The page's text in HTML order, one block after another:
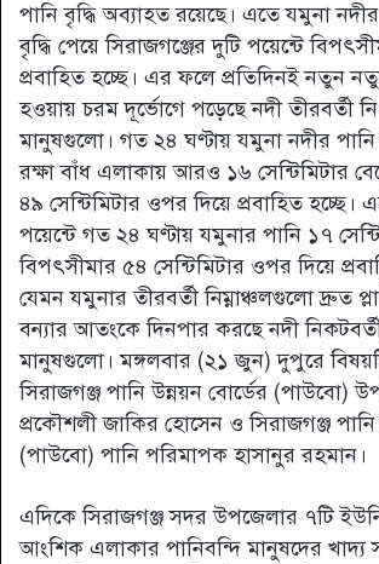
পানি বৃদ্ধি অব্যাহত রয়েছে। এতে যমুনা
বৃদ্ধি পেয়ে সিরাজগঞ্জের দুটি পয়েন্টে
প্রবাহিত হচ্ছে। এর ফলে প্রতিদিনই নতুন
হওয়ায় চরম দূর্ভোগে পড়েছে নদী তীরবর্তী
মানুষগুলো। গত ২৪ ঘণ্টায় যমুনা নদীর
রক্ষা বাঁধ এলাকায় আরও ১৬ সেন্টিমিটার
৪৯ সেন্টিমিটার ওপর দিয়ে প্রবাহিত হচ্ছে।
পয়েন্টে গত ২৪ ঘণ্টায় যমুনার পানি ১৭
বিপৎসীমার ৫৪ সেন্টিমিটার ওপর দিয়ে
যেমন যমুনার তীরবর্তী নিম্নাঞ্চলগুলো দ্রুত
বন্যার আতংকে দিনপার করছে নদী
মানুষগুলো। মঙ্গলবার (২১ জুন) দুপুরে
সিরাজগঞ্জ পানি উন্নয়ন বোর্ডের (পাউবো)
প্রকৌশলী জাকির হোসেন ও সিরাজগঞ্জ পানি
(পাউবো) পানি পরিমাপক হাসানুর রহমান।
এদিকে সিরাজগঞ্জ সদর উপজেলার ৭টি
আংশিক এলাকার পানিবন্দি মানুষদের খাদ্য